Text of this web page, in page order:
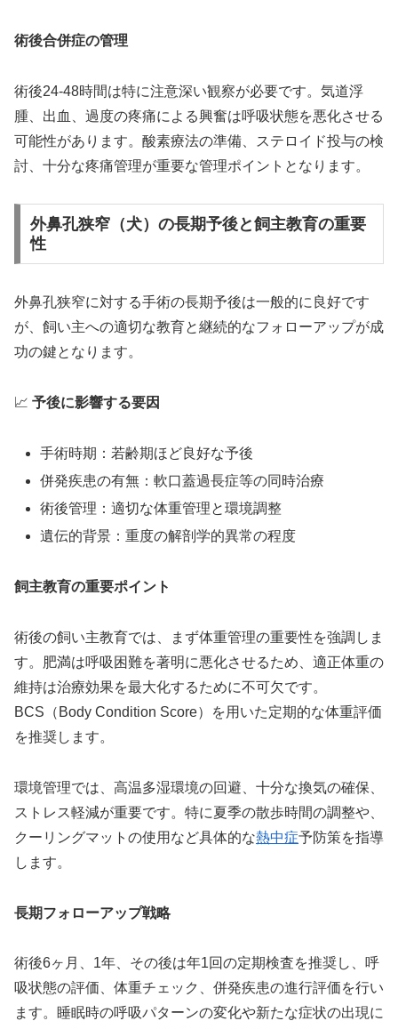
術後合併症の管理
術後24-48時間は特に注意深い観察が必要です。気道浮
腫、出血、過度の疼痛による興奮は呼吸状態を悪化させる
可能性があります。酸素療法の準備、ステロイド投与の検
討、十分な疼痛管理が重要な管理ポイントとなります。
外鼻孔狭窄（犬）の長期予後と飼主教育の重要
性
外鼻孔狭窄に対する手術の長期予後は一般的に良好です
が、飼い主への適切な教育と継続的なフォローアップが成
功の鍵となります。
📈 予後に影響する要因
手術時期：若齢期ほど良好な予後
併発疾患の有無：軟口蓋過長症等の同時治療
術後管理：適切な体重管理と環境調整
遺伝的背景：重度の解剖学的異常の程度
飼主教育の重要ポイント
術後の飼い主教育では、まず体重管理の重要性を強調しま
す。肥満は呼吸困難を著明に悪化させるため、適正体重の
維持は治療効果を最大化するために不可欠です。
BCS（Body Condition Score）を用いた定期的な体重評価
を推奨します。
環境管理では、高温多湿環境の回避、十分な換気の確保、
ストレス軽減が重要です。特に夏季の散歩時間の調整や、
クーリングマットの使用など具体的な熱中症予防策を指導
します。
長期フォローアップ戦略
術後6ヶ月、1年、その後は年1回の定期検査を推奨し、呼
吸状態の評価、体重チェック、併発疾患の進行評価を行い
ます。睡眠時の呼吸パターンの変化や新たな症状の出現に